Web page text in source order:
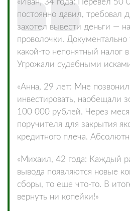
«Иван, 34 года: Перевел
постоянно давил, требовал
захотел вывести деньги —
проволочки. Документально
какой-то непонятный налог
Угрожали судебными
«Анна, 29 лет: Мне
инвестировать, наобещали
100 000 рублей. Через
поручителя для закрытия
кредитного плеча.
«Михаил, 42 года: Каждый
вывода появляются новые
сборы, то еще что-то. В
вернуть ни копейки!»